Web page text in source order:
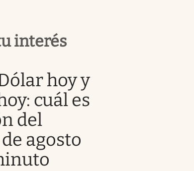
interés
hoy y
cuál es
del
agosto